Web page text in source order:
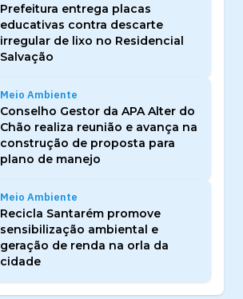
Prefeitura entrega placas
educativas contra descarte
irregular de lixo no Residencial
Salvação
Meio Ambiente
Conselho Gestor da APA Alter do
Chão realiza reunião e avança na
construção de proposta para
plano de manejo
Meio Ambiente
Recicla Santarém promove
sensibilização ambiental e
geração de renda na orla da
cidade